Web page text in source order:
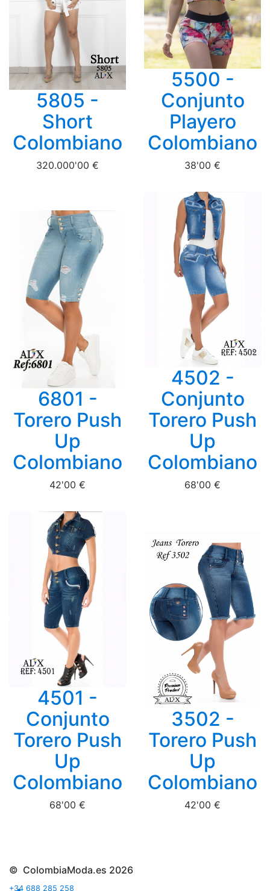
5805 -
Short
Colombiano
320.000'00 €
5500 -
Conjunto
Playero
Colombiano
38'00 €
6801 -
Torero Push
Up
Colombiano
42'00 €
4502 -
Conjunto
Torero Push
Up
Colombiano
68'00 €
4501 -
Conjunto
Torero Push
Up
Colombiano
68'00 €
3502 -
Torero Push
Up
Colombiano
42'00 €
© ColombiaModa.es 2026
+34 688 285 258